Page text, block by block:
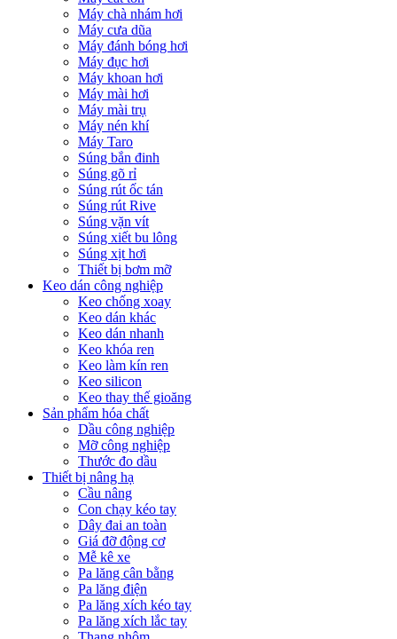
Máy chà nhám hơi
Máy cưa dũa
Máy đánh bóng hơi
Máy đục hơi
Máy khoan hơi
Máy mài hơi
Máy mài trụ
Máy nén khí
Máy Taro
Súng bắn đinh
Súng gõ rỉ
Súng rút ốc tán
Súng rút Rive
Súng vặn vít
Súng xiết bu lông
Súng xịt hơi
Thiết bị bơm mỡ
Keo dán công nghiệp
Keo chống xoay
Keo dán khác
Keo dán nhanh
Keo khóa ren
Keo làm kín ren
Keo silicon
Keo thay thế gioăng
Sản phẩm hóa chất
Dầu công nghiệp
Mỡ công nghiệp
Thước đo dầu
Thiết bị nâng hạ
Cầu nâng
Con chạy kéo tay
Dây đai an toàn
Giá đỡ động cơ
Mễ kê xe
Pa lăng cân bằng
Pa lăng điện
Pa lăng xích kéo tay
Pa lăng xích lắc tay